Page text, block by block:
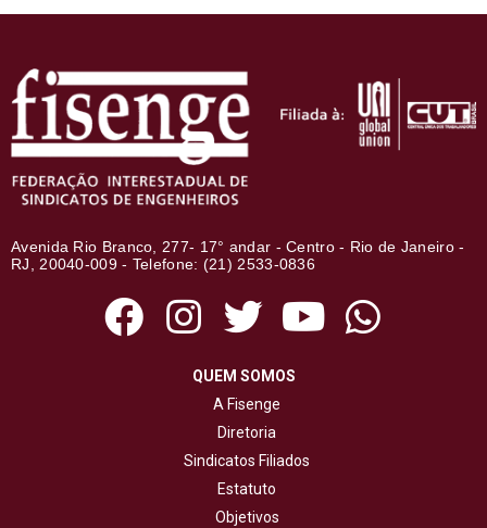
Avenida Rio Branco, 277- 17° andar - Centro - Rio de Janeiro -
RJ, 20040-009 - Telefone: (21) 2533-0836
QUEM SOMOS
A Fisenge
Diretoria
Sindicatos Filiados
Estatuto
Objetivos